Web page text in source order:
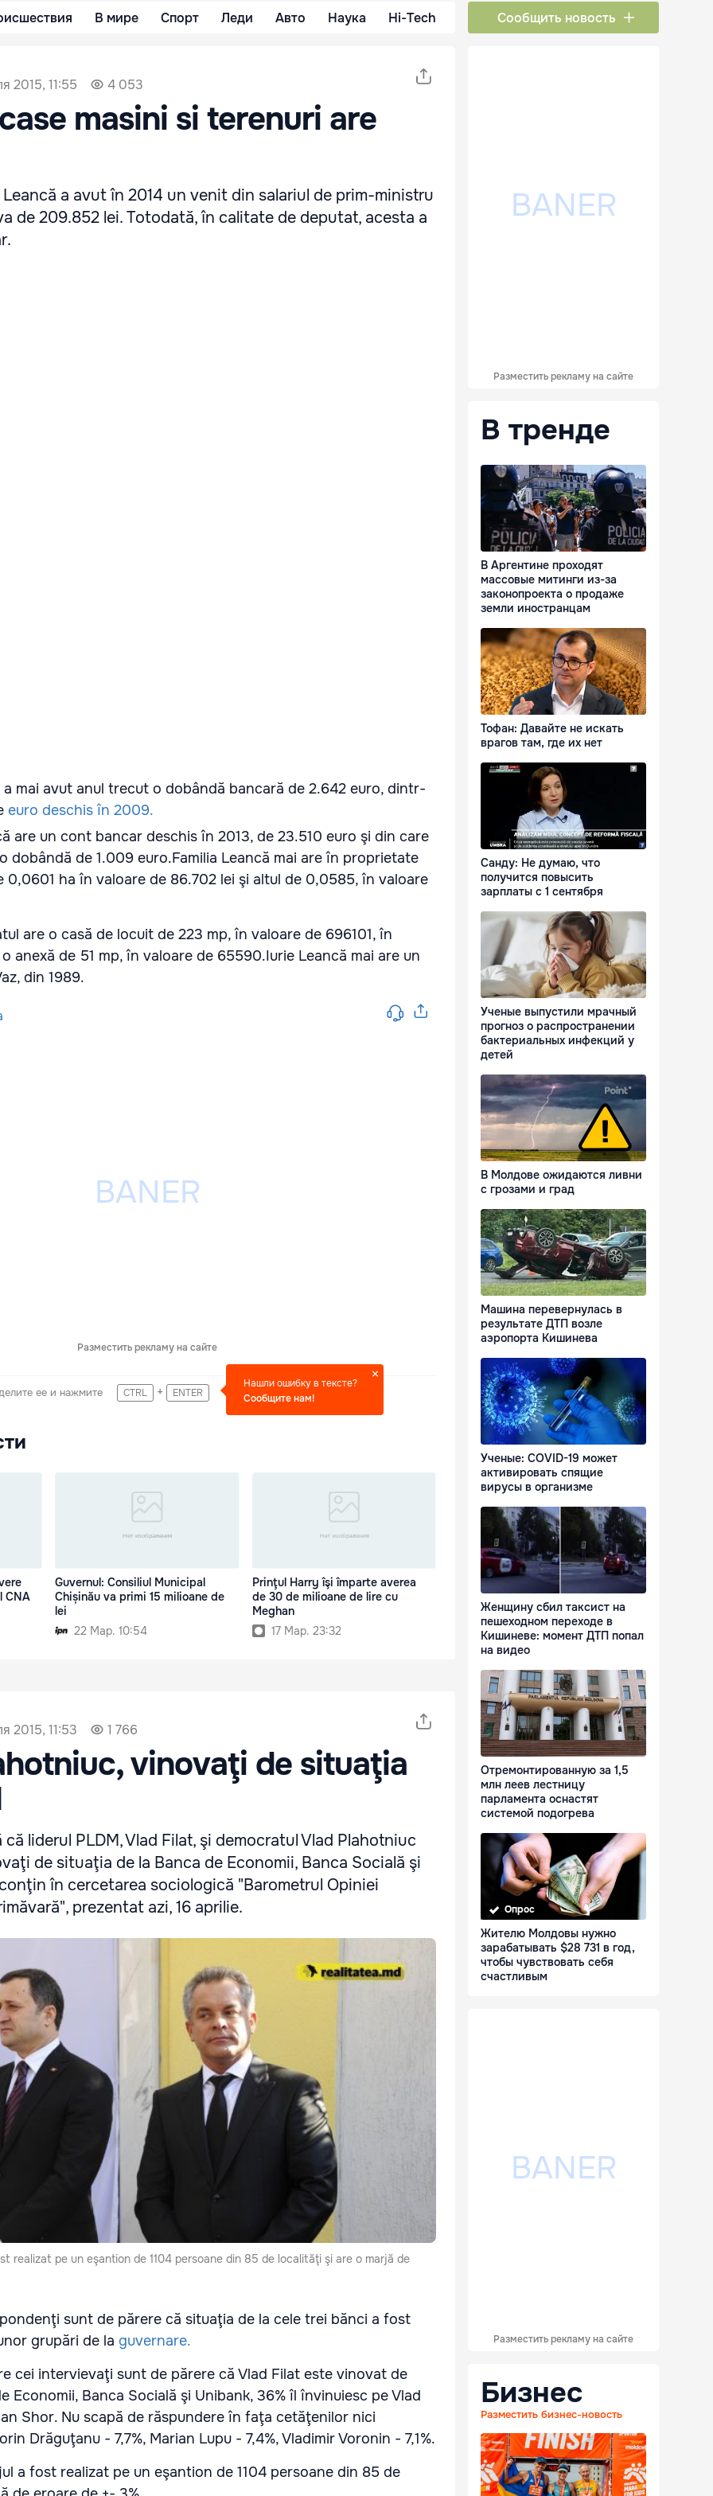
В мире Спорт Леди Авто Наука Hi-Tech Сообщить новость
2015, 11:55 4 053
masini si terenuri are
a avut în 2014 un venit din salariul de prim-ministru
de 209.852 lei. Totodată, în calitate de deputat, acesta a
a mai avut anul trecut o dobândă bancară de 2.642 euro, dintr-
euro deschis în 2009.
are un cont bancar deschis în 2013, de 23.510 euro şi din care
dobândă de 1.009 euro.Familia Leancă mai are în proprietate
0,0601 ha în valoare de 86.702 lei şi altul de 0,0585, în valoare
are o casă de locuit de 223 mp, în valoare de 696101, în
anexă de 51 mp, în valoare de 65590.Iurie Leancă mai are un
din 1989.
Разместить рекламу на сайте
ее и нажмите CTRL + ENTER
Нашли ошибку в тексте?
Сообщите нам!
CNA
Guvernul: Consiliul Municipal
Chișinău va primi 15 milioane de
lei
22 Мар. 10:54
Prinţul Harry îşi împarte averea
de 30 de milioane de lire cu
Meghan
17 Мар. 23:32
2015, 11:53 1 766
vinovaţi de situaţia
liderul PLDM, Vlad Filat, şi democratul Vlad Plahotniuc
de situaţia de la Banca de Economii, Banca Socială şi
în cercetarea sociologică "Barometrul Opiniei
prezentat azi, 16 aprilie.
realizat pe un eşantion de 1104 persoane din 85 de localităţi şi are o marjă de
sunt de părere că situaţia de la cele trei bănci a fost
grupări de la guvernare.
cei intervievaţi sunt de părere că Vlad Filat este vinovat de
Economii, Banca Socială şi Unibank, 36% îl învinuiesc pe Vlad
Shor. Nu scapă de răspundere în faţa cetăţenilor nici
Drăguţanu - 7,7%, Marian Lupu - 7,4%, Vladimir Voronin - 7,1%.
a fost realizat pe un eşantion de 1104 persoane din 85 de
Разместить рекламу на сайте
В тренде
В Аргентине проходят
массовые митинги из-за
законопроекта о продаже
земли иностранцам
Тофан: Давайте не искать
врагов там, где их нет
Санду: Не думаю, что
получится повысить
зарплаты с 1 сентября
Ученые выпустили мрачный
прогноз о распространении
бактериальных инфекций у
детей
В Молдове ожидаются ливни
с грозами и град
Машина перевернулась в
результате ДТП возле
аэропорта Кишинева
Ученые: COVID-19 может
активировать спящие
вирусы в организме
Женщину сбил таксист на
пешеходном переходе в
Кишиневе: момент ДТП попал
на видео
Отремонтированную за 1,5
млн леев лестницу
парламента оснастят
системой подогрева
Опрос
Жителю Молдовы нужно
зарабатывать $28 731 в год,
чтобы чувствовать себя
счастливым
Разместить рекламу на сайте
Бизнес
Разместить бизнес-новость